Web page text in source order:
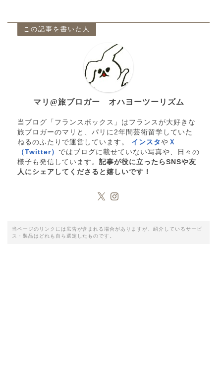
この記事を書いた人
マリ@旅ブロガー オハヨーツーリズム
当ブログ「フランスボックス」はフランスが大好きな
旅ブロガーのマリと、パリに2年間芸術留学していた
ねるのふたりで運営しています。 インスタ や Ｘ
（Twitter） ではブログに載せていない写真や、日々の
様子も発信しています。 記事が役に立ったらSNSや友
人にシェアしてくださると嬉しいです！
当ページのリンクには広告が含まれる場合がありますが、紹介しているサービ
ス・製品はどれも自ら選定したものです。